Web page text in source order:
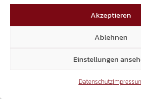
Akzeptieren
Ablehnen
Einstellungen
Datenschutz
26